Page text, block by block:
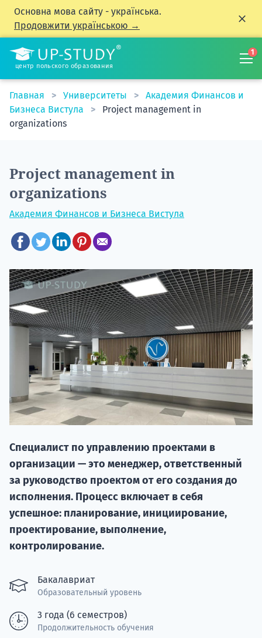
Основна мова сайту - українська.
Продовжити українською →
центр польского образования
1
Главная Университеты
Академия Финансов и
Бизнеса Вистула
Project management in
organizations
Project management in
organizations
Академия Финансов и Бизнеса Вистула
Специалист по управлению проектами в
организации — это менеджер, ответственный
за руководство проектом от его создания до
исполнения. Процесс включает в себя
успешное: планирование, инициирование,
проектирование, выполнение,
контролирование.
Бакалавриат
Образовательный уровень
3 года (6 семестров)
Продолжительность обучения
20.09
НАБОР